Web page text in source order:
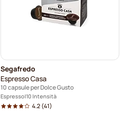
Segafredo
Espresso Casa
10 capsule per Dolce Gusto
Espresso 10 Intensità
4.2(41)